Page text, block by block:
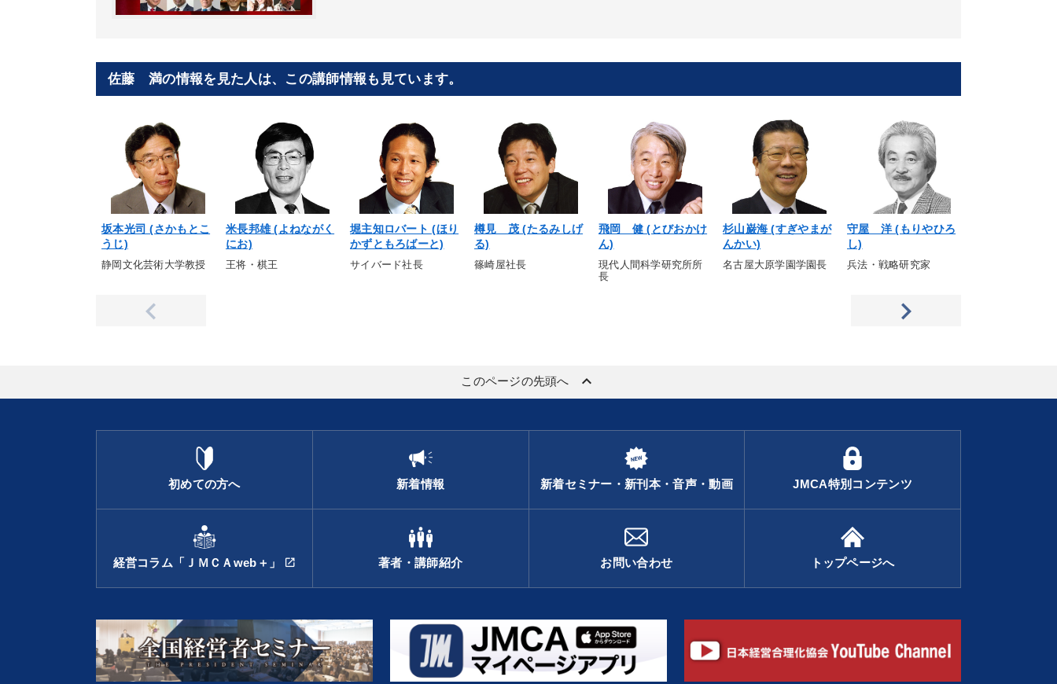
佐藤 満の情報を見た人は、この講師情報も見ています。
坂本光司 (さかもとこ
うじ)
静岡文化芸術大学教授
米長邦雄 (よねながく
にお)
王将・棋王
堀主知ロバート (ほり
かずともろばーと)
サイバード社長
樽見 茂 (たるみしげ
る)
篠崎屋社長
飛岡 健 (とびおかけ
ん)
現代人間科学研究所所
長
杉山巌海 (すぎやまが
んかい)
名古屋大原学園学園長
守屋 洋 (もりやひろ
し)
兵法・戦略研究家
このページの先頭へ keyboard_arrow_up
初めての方へ 新着情報 新着セミナー・新刊本・音声・動画 JMCA特別コンテンツ
経営コラム「ＪＭＣＡweb＋」 open_in_new 著者・講師紹介 お問い合わせ トップページへ